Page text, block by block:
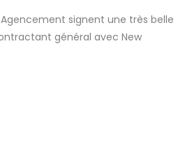
Agencement signent une très belle
général avec New